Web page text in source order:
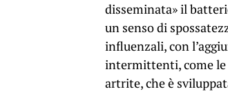
disseminata» il
un senso di
influenzali, con
intermittenti, come le
artrite, che è